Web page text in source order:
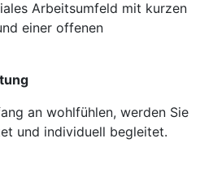
Arbeitsumfeld mit kurzen
einer offenen
an wohlfühlen, werden Sie
und individuell begleitet.